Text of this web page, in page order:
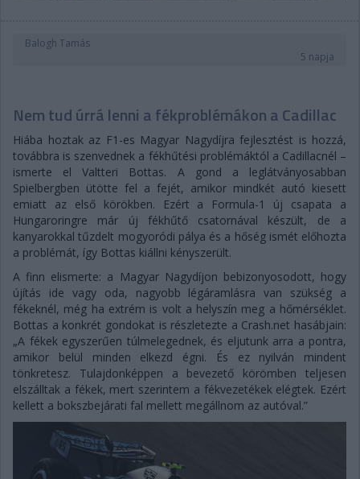
Balogh Tamás
5 napja
Nem tud úrrá lenni a fékproblémákon a Cadillac
Hiába hoztak az F1-es Magyar Nagydíjra fejlesztést is hozzá,
továbbra is szenvednek a fékhűtési problémáktól a Cadillacnél –
ismerte el Valtteri Bottas. A gond a leglátványosabban
Spielbergben ütötte fel a fejét, amikor mindkét autó kiesett
emiatt az első körökben. Ezért a Formula-1 új csapata a
Hungaroringre már új fékhűtő csatornával készült, de a
kanyarokkal tűzdelt mogyoródi pálya és a hőség ismét előhozta
a problémát, így Bottas kiállni kényszerült.
A finn elismerte: a Magyar Nagydíjon bebizonyosodott, hogy
újítás ide vagy oda, nagyobb légáramlásra van szükség a
fékeknél, még ha extrém is volt a helyszín meg a hőmérséklet.
Bottas a konkrét gondokat is részletezte a Crash.net hasábjain:
„A fékek egyszerűen túlmelegednek, és eljutunk arra a pontra,
amikor belül minden elkezd égni. És ez nyilván mindent
tönkretesz. Tulajdonképpen a bevezető körömben teljesen
elszálltak a fékek, mert szerintem a fékvezetékek elégtek. Ezért
kellett a bokszbejárati fal mellett megállnom az autóval.”